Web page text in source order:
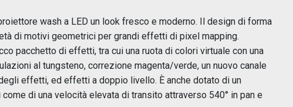
wash a LED un look fresco e moderno. Il design di forma
di motivi geometrici per grandi effetti di pixel mapping.
pacchetto di effetti, tra cui una ruota di colori virtuale con una
al tungsteno, correzione magenta/verde, un nuovo canale
effetti, ed effetti a doppio livello. È anche dotato di un
di una velocità elevata di transito attraverso 540° in pan e